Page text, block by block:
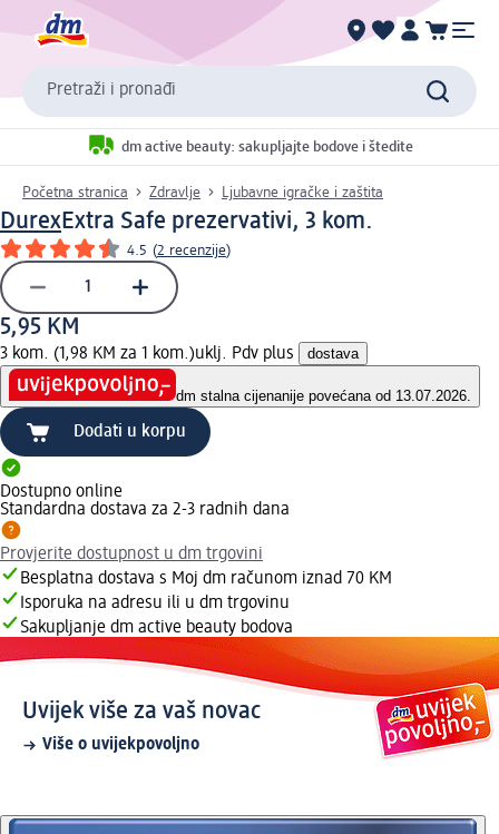
Pretraži i pronađi
dm active beauty: sakupljajte bodove i štedite
Početna stranica Zdravlje Ljubavne igračke i zaštita
DurexExtra Safe prezervativi, 3 kom.
4.5 (2 recenzije)
5,95 KM
3 kom. (1,98 KM za 1 kom.)uklj. Pdv plus dostava
dm stalna cijenanije povećana od 13.07.2026.
Dodati u korpu
Dostupno online
Standardna dostava za 2-3 radnih dana
Provjerite dostupnost u dm trgovini
Besplatna dostava s Moj dm računom iznad 70 KM
Isporuka na adresu ili u dm trgovinu
Sakupljanje dm active beauty bodova
Uvijek više za vaš novac
Više o uvijekpovoljno